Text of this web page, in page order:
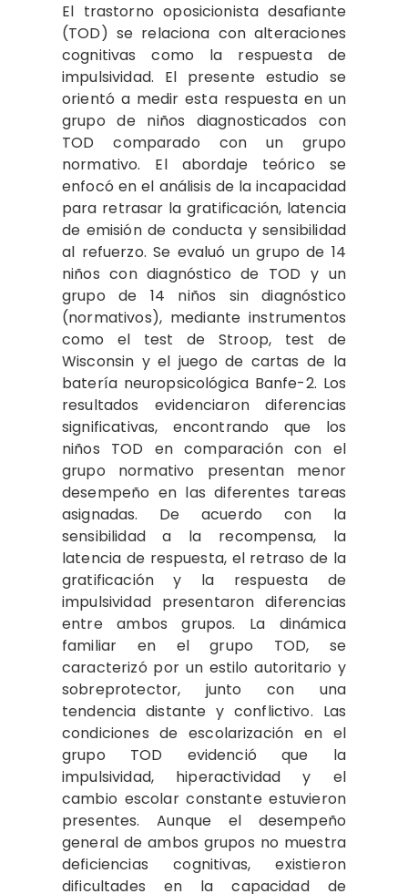
El trastorno oposicionista desafiante
(TOD) se relaciona con alteraciones
cognitivas como la respuesta de
impulsividad. El presente estudio se
orientó a medir esta respuesta en un
grupo de niños diagnosticados con
TOD comparado con un grupo
normativo. El abordaje teórico se
enfocó en el análisis de la incapacidad
para retrasar la gratificación, latencia
de emisión de conducta y sensibilidad
al refuerzo. Se evaluó un grupo de 14
niños con diagnóstico de TOD y un
grupo de 14 niños sin diagnóstico
(normativos), mediante instrumentos
como el test de Stroop, test de
Wisconsin y el juego de cartas de la
batería neuropsicológica Banfe-2. Los
resultados evidenciaron diferencias
significativas, encontrando que los
niños TOD en comparación con el
grupo normativo presentan menor
desempeño en las diferentes tareas
asignadas. De acuerdo con la
sensibilidad a la recompensa, la
latencia de respuesta, el retraso de la
gratificación y la respuesta de
impulsividad presentaron diferencias
entre ambos grupos. La dinámica
familiar en el grupo TOD, se
caracterizó por un estilo autoritario y
sobreprotector, junto con una
tendencia distante y conflictivo. Las
condiciones de escolarización en el
grupo TOD evidenció que la
impulsividad, hiperactividad y el
cambio escolar constante estuvieron
presentes. Aunque el desempeño
general de ambos grupos no muestra
deficiencias cognitivas, existieron
dificultades en la capacidad de